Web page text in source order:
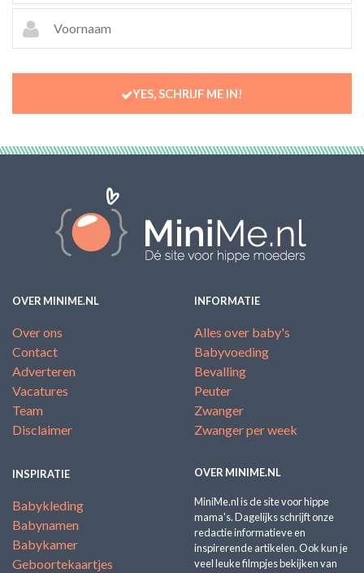
YES, SCHRIJF ME IN!
OVER MINIME.NL
Over ons
Contact
Adverteren
Vacatures
Team
Disclaimer
INFORMATIE
Alles over baby's
Babyvoeding
Bevalling
Peuter
Zwanger
Zwanger per week
INSPIRATIE
Babykleding
Babynamen
Babykamer
Geboortekaartjes
OVER MINIME.NL
MiniMe.nl is de site voor hippe
mama's. Dagelijks schrijft onze
redactie informatieve en
inspirerende artikelen. Ook kun je
veel leuke filmpjes bekijken van